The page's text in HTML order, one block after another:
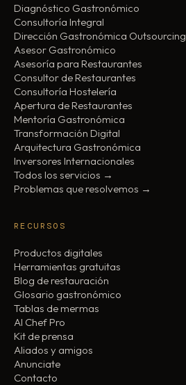
Diagnóstico Gastronómico
Consultoría Integral
Dirección Gastronómica Outsourcing
Asesor Gastronómico
Asesoría para Restaurantes
Consultor de Restaurantes
Consultoría Hostelería
Apertura de Restaurantes
Mentoría Gastronómica
Transformación Digital
Arquitectura Gastronómica
Inversores Internacionales
Todos los servicios →
Problemas que resolvemos →
RECURSOS
Productos digitales
Herramientas gratuitas
Blog de restauración
Glosario gastronómico
Tablas de mermas
AI Chef Pro
Kit de prensa
Aliados y amigos
Anunciate
Contacto